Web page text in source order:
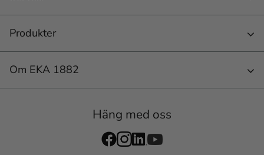
Produkter
Om EKA 1882
Häng med oss